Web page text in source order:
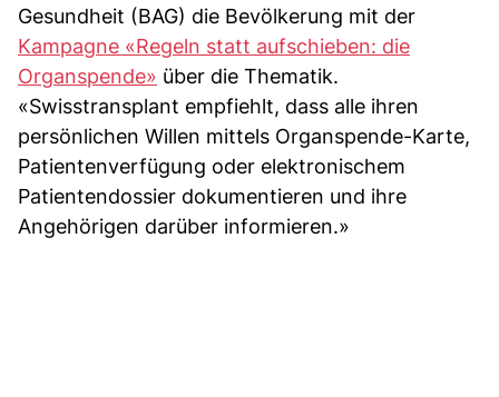
Gesundheit (BAG) die Bevölkerung mit der
Kampagne «Regeln statt aufschieben: die
Organspende» über die Thematik.
«Swisstransplant empfiehlt, dass alle ihren
persönlichen Willen mittels Organspende-Karte,
Patientenverfügung oder elektronischem
Patientendossier dokumentieren und ihre
Angehörigen darüber informieren.»